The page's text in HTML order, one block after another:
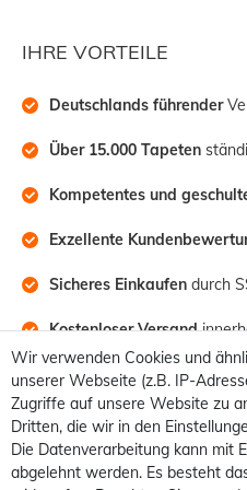
IHRE VORTEILE
Deutschlands führender
Über 15.000 Tapeten
Kompetentes und
Exzellente
Sicheres Einkaufen durch
Kostenloser Versand
Wir verwenden Cookies und
unserer Webseite (z.B. IP-
Zugriffe auf unsere Website zu
Dritten, die wir in den
Die Datenverarbeitung kann mit
abgelehnt werden. Es besteht